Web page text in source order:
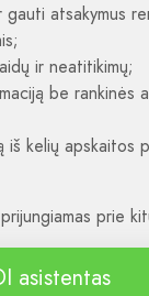
gauti atsakymus
ir neatitikimų;
be rankinės
kelių apskaitos
prie
asistentas